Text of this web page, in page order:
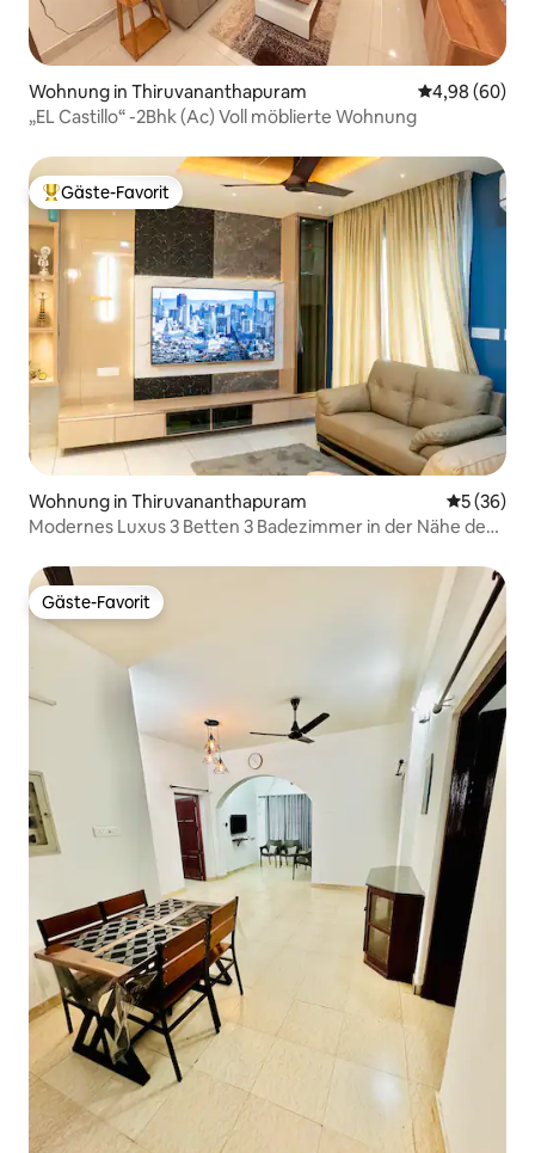
Wohnung in Thiruvananthapuram
4,98 (60)
„EL Castillo“ -2Bhk (Ac) Voll möblierte Wohnung
Beliebter Gäste-Favorit.
Gäste-Favorit
Wohnung in Thiruvananthapuram
5 (36)
Modernes Luxus 3 Betten 3 Badezimmer in der Nähe des
Gäste-Favorit
Gäste-Favorit